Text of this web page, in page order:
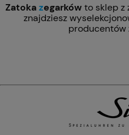
Zatokazegarkówto sklep z
znajdziesz
producentów